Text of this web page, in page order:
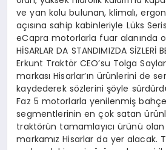
ve yan kolu bulunan, klimalı,
açısına sahip kabinleriyle Lüks
eCapra motorlarla fuar alanında
HİSARLAR DA STANDIMIZDA SİZLERİ
Erkunt Traktör CEO’su Tolga
markası Hisarlar’ın ürünlerini de
kaydederek sözlerini şöyle
Faz 5 motorlarla yenilenmiş
segmentlerinin en çok satan
traktörün tamamlayıcı ürünü olan
markamız Hisarlar da yer alacak.